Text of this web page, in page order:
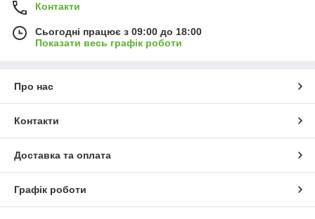
Контакти
Сьогодні працює з 09:00 до 18:00
Показати весь графік роботи
Про нас
Контакти
Доставка та оплата
Графік роботи